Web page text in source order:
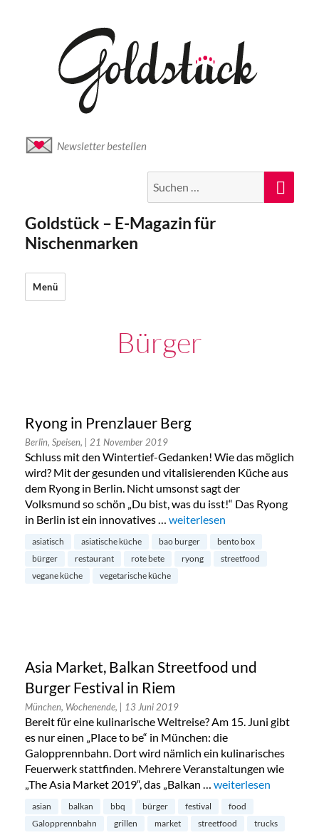
Newsletter bestellen
nach:
Goldstück – E-Magazin für
Nischenmarken
Menü
Bürger
Ryong in Prenzlauer Berg
Berlin, Speisen, | 21 November 2019
Schluss mit den Wintertief-Gedanken! Wie das möglich
wird? Mit der gesunden und vitalisierenden Küche aus
dem Ryong in Berlin. Nicht umsonst sagt der
Volksmund so schön „Du bist, was du isst!“ Das Ryong
in Berlin ist ein innovatives … „Ryong in Prenzlauer Berg“
weiterlesen
asiatisch asiatische küche bao burger
bento box
bürger
restaurant rote bete ryong
streetfood
vegane küche
vegetarische küche
Asia Market, Balkan Streetfood und
Burger Festival in Riem
München, Wochenende, | 13 Juni 2019
Bereit für eine kulinarische Weltreise? Am 15. Juni gibt
es nur einen „Place to be“ in München: die
Galopprennbahn. Dort wird nämlich ein kulinarisches
Feuerwerk stattfinden. Mehrere Veranstaltungen wie
„The Asia Market 2019“, das „Balkan … „Asia Market,
weiterlesen
asian balkan bbq bürger festival
food
Galopprennbahn
grillen market streetfood trucks